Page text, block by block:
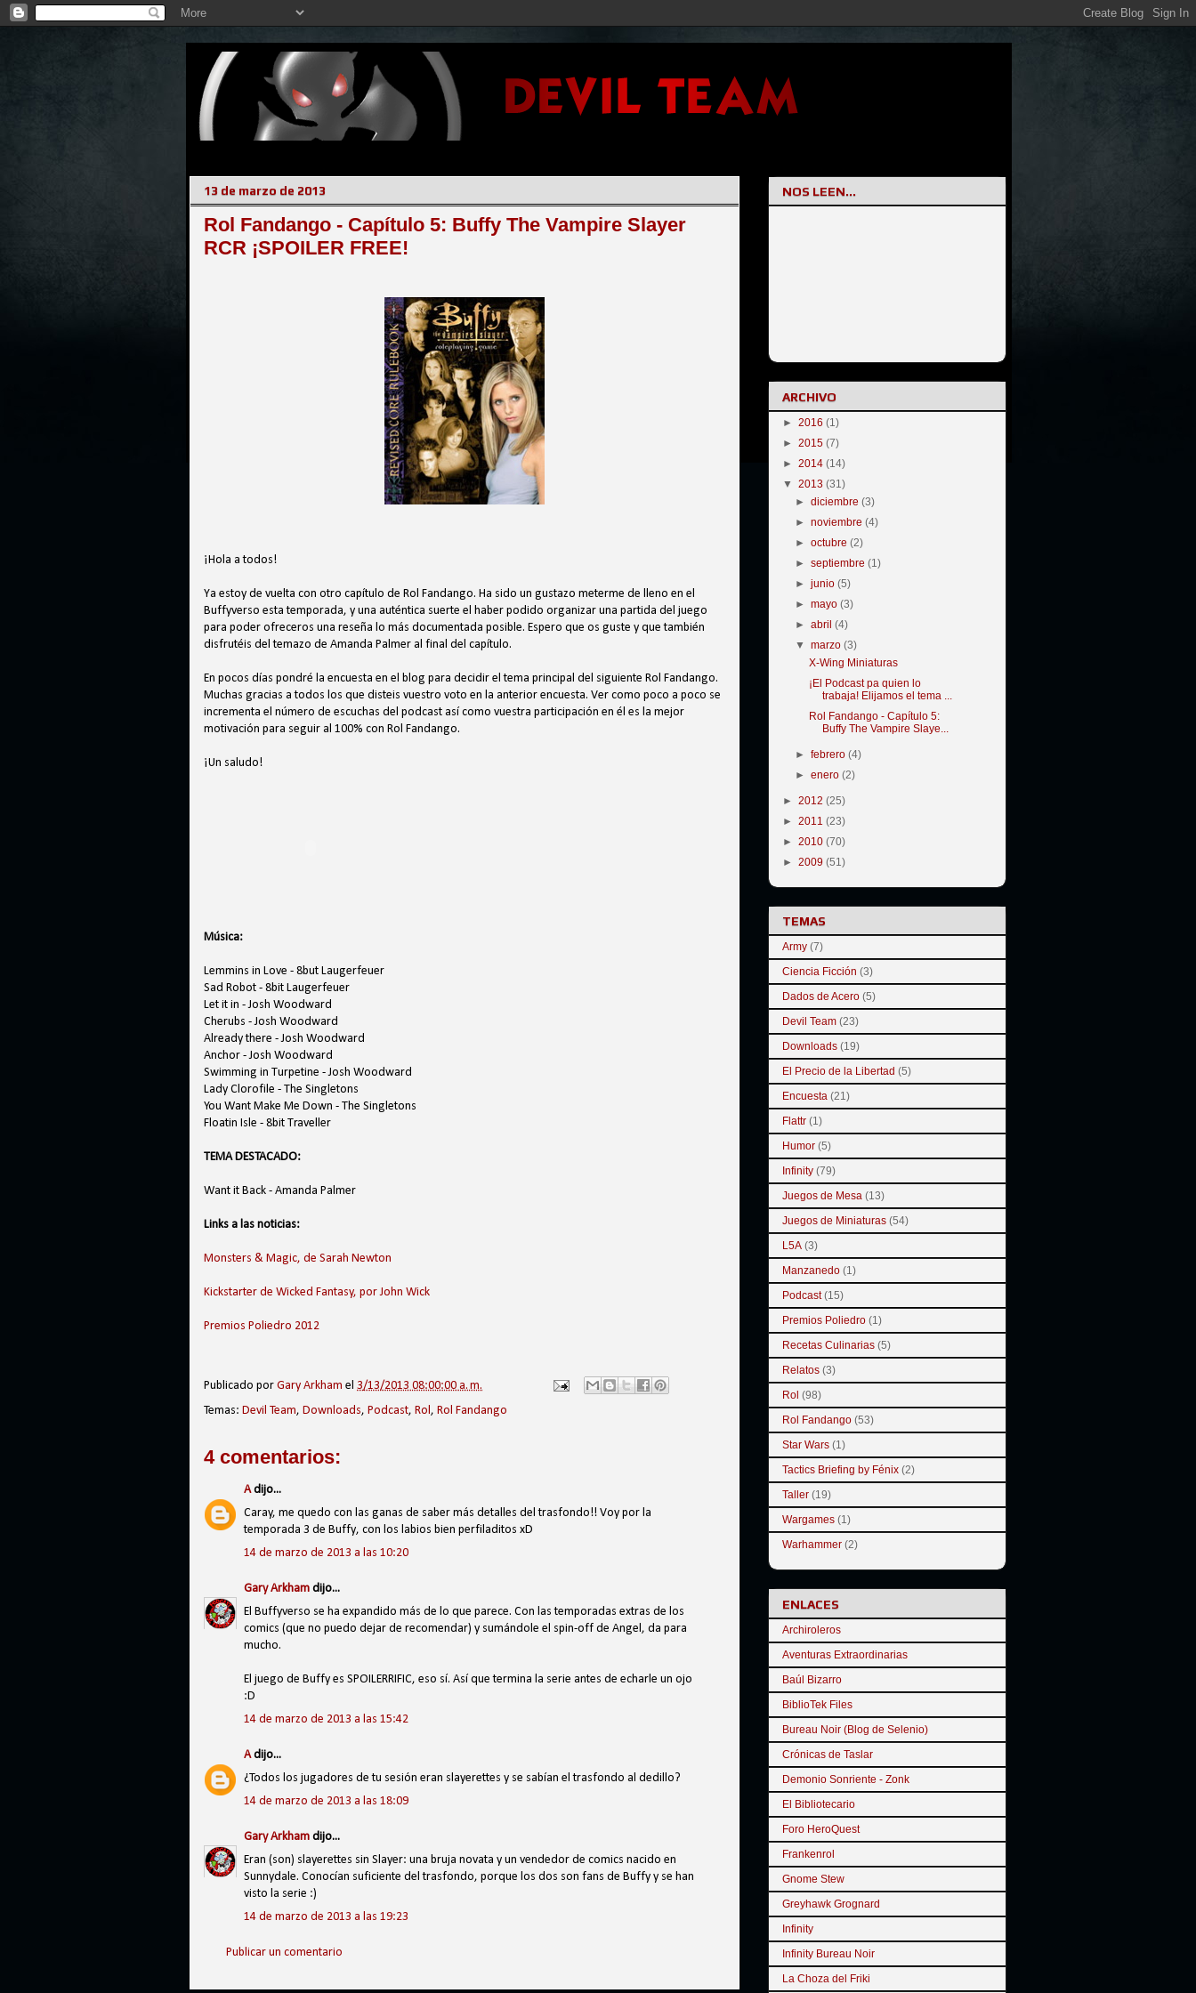
13 de marzo de 2013
Rol Fandango - Capítulo 5: Buffy The Vampire Slayer
RCR ¡SPOILER FREE!
¡Hola a todos!
Ya estoy de vuelta con otro capítulo de Rol Fandango. Ha sido un gustazo meterme de lleno en el
Buffyverso esta temporada, y una auténtica suerte el haber podido organizar una partida del juego
para poder ofreceros una reseña lo más documentada posible. Espero que os guste y que también
disfrutéis del temazo de Amanda Palmer al final del capítulo.
En pocos días pondré la encuesta en el blog para decidir el tema principal del siguiente Rol Fandango.
Muchas gracias a todos los que disteis vuestro voto en la anterior encuesta. Ver como poco a poco se
incrementa el número de escuchas del podcast así como vuestra participación en él es la mejor
motivación para seguir al 100% con Rol Fandango.
¡Un saludo!
Música:
Lemmins in Love - 8but Laugerfeuer
Sad Robot - 8bit Laugerfeuer
Let it in - Josh Woodward
Cherubs - Josh Woodward
Already there - Josh Woodward
Anchor - Josh Woodward
Swimming in Turpetine - Josh Woodward
Lady Clorofile - The Singletons
You Want Make Me Down - The Singletons
Floatin Isle - 8bit Traveller
TEMA DESTACADO:
Want it Back - Amanda Palmer
Links a las noticias:
Monsters & Magic, de Sarah Newton
Kickstarter de Wicked Fantasy, por John Wick
Premios Poliedro 2012
Publicado por Gary Arkham el 3/13/2013 08:00:00 a. m.
Temas: Devil Team, Downloads, Podcast, Rol, Rol Fandango
4 comentarios:
Adijo...
Caray, me quedo con las ganas de saber más detalles del trasfondo!! Voy por la
temporada 3 de Buffy, con los labios bien perfiladitos xD
14 de marzo de 2013 a las 10:20
Gary Arkham dijo...
El Buffyverso se ha expandido más de lo que parece. Con las temporadas extras de los
comics (que no puedo dejar de recomendar) y sumándole el spin-off de Angel, da para
mucho.
El juego de Buffy es SPOILERRIFIC, eso sí. Así que termina la serie antes de echarle un ojo
:D
14 de marzo de 2013 a las 15:42
Adijo...
¿Todos los jugadores de tu sesión eran slayerettes y se sabían el trasfondo al dedillo?
14 de marzo de 2013 a las 18:09
Gary Arkham dijo...
Eran (son) slayerettes sin Slayer: una bruja novata y un vendedor de comics nacido en
Sunnydale. Conocían suficiente del trasfondo, porque los dos son fans de Buffy y se han
visto la serie :)
14 de marzo de 2013 a las 19:23
Publicar un comentario
NOS LEEN...
ARCHIVO
► 2016 (1)
► 2015 (7)
► 2014 (14)
▼ 2013 (31)
►diciembre(3)
►noviembre(4)
►octubre(2)
►septiembre(1)
►junio(5)
►mayo(3)
►abril(4)
▼marzo(3)
X-Wing Miniaturas
¡El Podcast pa quien lo
trabaja! Elijamos el tema ...
Rol Fandango - Capítulo 5:
Buffy The Vampire Slaye...
►febrero(4)
►enero(2)
► 2012 (25)
► 2011 (23)
► 2010 (70)
► 2009 (51)
TEMAS
Army (7)
Ciencia Ficción (3)
Dados de Acero (5)
Devil Team (23)
Downloads (19)
El Precio de la Libertad (5)
Encuesta (21)
Flattr (1)
Humor (5)
Infinity (79)
Juegos de Mesa (13)
Juegos de Miniaturas (54)
L5A (3)
Manzanedo (1)
Podcast (15)
Premios Poliedro (1)
Recetas Culinarias (5)
Relatos (3)
Rol (98)
Rol Fandango (53)
Star Wars (1)
Tactics Briefing by Fénix (2)
Taller (19)
Wargames (1)
Warhammer (2)
ENLACES
Archiroleros
Aventuras Extraordinarias
Baúl Bizarro
BiblioTek Files
Bureau Noir (Blog de Selenio)
Crónicas de Taslar
Demonio Sonriente - Zonk
El Bibliotecario
Foro HeroQuest
Frankenrol
Gnome Stew
Greyhawk Grognard
Infinity
Infinity Bureau Noir
La Choza del Friki